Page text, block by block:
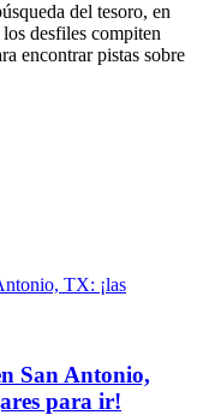
del tesoro, en
desfiles compiten
encontrar pistas sobre
San Antonio,
para ir!